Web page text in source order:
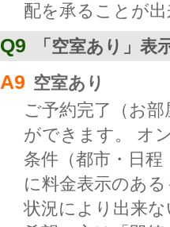
配を承ることが
Q9 「空室あり」
A9 空室あり
ご予約完了（お
ができます。 オ
条件（都市・日
に料金表示のあ
状況により出来